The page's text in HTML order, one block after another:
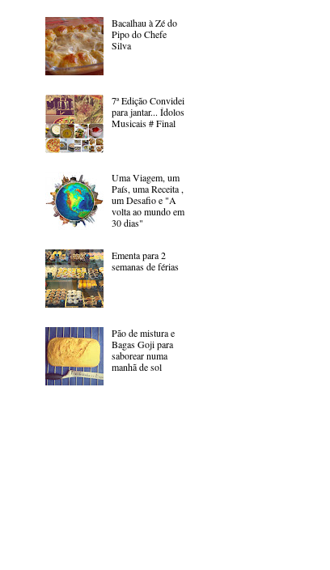
Bacalhau à Zé do
Pipo do Chefe
Silva
7ª Edição Convidei
para jantar... Ídolos
Musicais # Final
Uma Viagem, um
País, uma Receita ,
um Desafio e "A
volta ao mundo em
30 dias"
Ementa para 2
semanas de férias
Pão de mistura e
Bagas Goji para
saborear numa
manhã de sol